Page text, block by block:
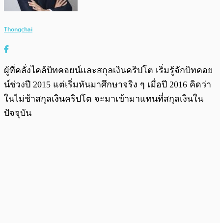
Thongchai
ผู้ที่คลั่งไคล้บิทคอยน์และสกุลเงินคริปโต เริ่มรู้จักบิทคอย
น์ช่วงปี 2015 แต่เริ่มหันมาศึกษาจริง ๆ เมื่อปี 2016 คิดว่า
ในไม่ช้าสกุลเงินคริปโต จะมาเข้ามาแทนที่สกุลเงินใน
ปัจจุบัน